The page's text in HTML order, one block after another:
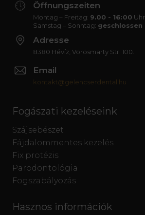
Öffnungszeiten
Montag – Freitag: 9.00 - 16:00 Uhr
Samstag – Sonntag: geschlossen
Adresse
8380 Hévíz, Vörösmarty Str. 100.
Email
kontakt@gelencserdental.hu
Fogászati kezeléseink
Szájsebészet
Fájdalommentes kezelés
Fix protézis
Parodontológia
Fogszabályozás
Hasznos információk